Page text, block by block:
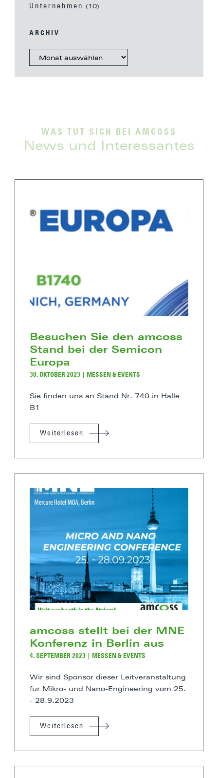
Unternehmen (10)
ARCHIV
WAS TUT SICH BEI AMCOSS
News und Interessantes
Besuchen Sie den amcoss
Stand bei der Semicon
Europa
30. OKTOBER 2023 MESSEN & EVENTS
Sie finden uns an Stand Nr. 740 in Halle
B1
Weiterlesen
amcoss stellt bei der MNE
Konferenz in Berlin aus
4. SEPTEMBER 2023 MESSEN & EVENTS
Wir sind Sponsor dieser Leitveranstaltung
für Mikro- und Nano-Engineering vom 25.
- 28.9.2023
Weiterlesen